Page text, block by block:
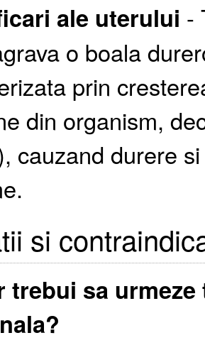
ale uterului -
o boala
prin
din organism,
cauzand durere
si
trebui sa